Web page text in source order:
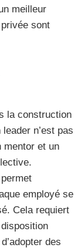
meilleur
sont
la construction
n’est pas
mentor et un
employé se
Cela requiert
des